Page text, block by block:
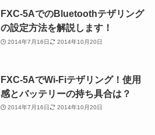
FXC-5AでのBluetoothテザリング
の設定方法を解説します！
2014年7月16日 2014年10月20日
FXC-5AでWi-Fiテザリング！使用
感とバッテリーの持ち具合は？
2014年7月16日 2014年10月20日